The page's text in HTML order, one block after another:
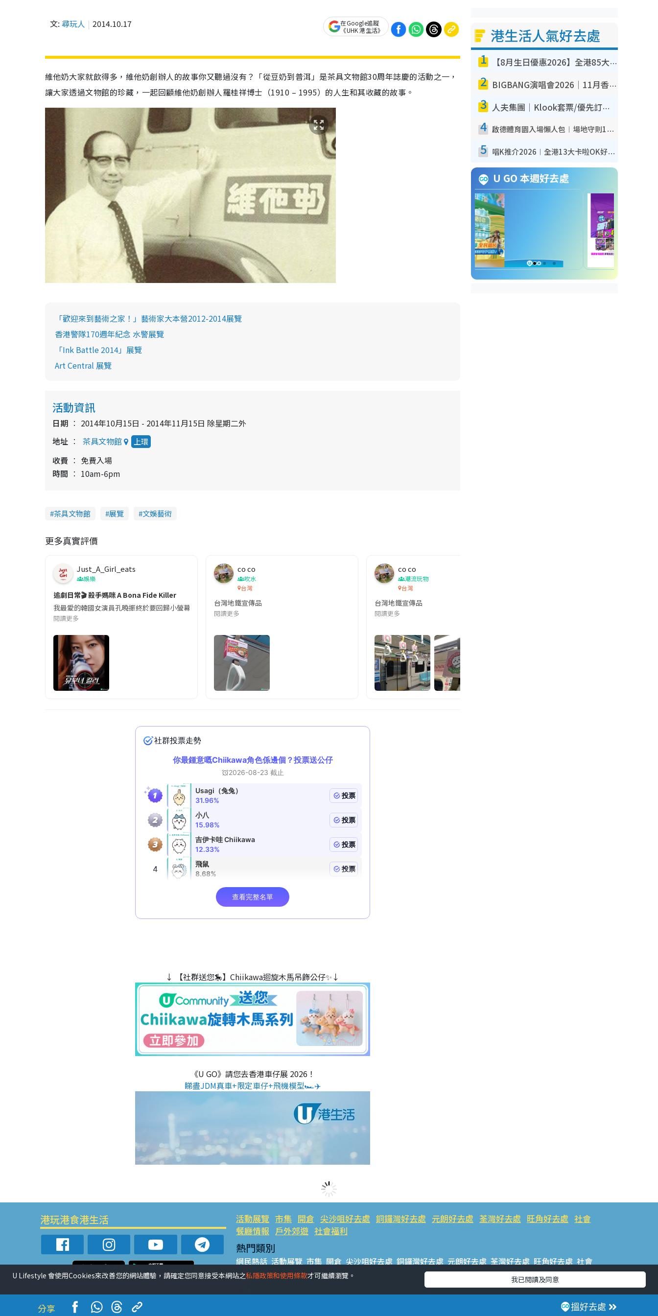
文: 尋玩人 2014.10.17
在Google追蹤
《UHK 港生活》
維他奶大家就飲得多，維他奶創辦人的故事你又聽過沒有？「從豆奶到普洱」是茶具文物館30周年誌慶的活動之一，
讓大家透過文物館的珍藏，一起回顧維他奶創辦人羅桂祥博士（1910 – 1995） 的人生和其收藏的故事。
「歡迎來到藝術之家！」藝術家大本營2012-2014展覽
香港警隊170週年紀念 水警展覽
「Ink Battle 2014」展覽
Art Central 展覽
活動資訊
日期
2014年10月15日 - 2014年11月15日 除星期二外
地址
茶具文物館 上環
收費
免費入場
時間
10am-6pm
茶具文物館 展覽 文娛藝術
更多真實評價
Just_A_Girl_eats
娛樂
追劇日常🎬 殺手媽咪 A Bona Fide Killer
我最愛的韓國女演員孔曉振終於要回歸小螢幕啦!這次的劇本改編自同名網絡漫畫,故事主軸圍繞女主角柳寶娜 —— 表面上是一間公司的職員,但其實暗地裡是負責處決逃過法網罪犯的阻擊手｡ 劇情從
閱讀更多
co co
吹水
台灣
台灣地鐵宣傳品
閱讀更多
co co
潮流玩物
台灣
台灣地鐵宣傳品
閱讀更多
↓ 【社群送您🎠】Chiikawa迴旋木⾺吊飾公仔✨↓
《U GO》請您去香港車仔展 2026！
睇盡JDM真車+限定車仔+飛機模型🏎️✈️
港生活人氣好去處
1 【8月生日優惠2026】全港85大食買玩著數攻略 自助餐/火鍋放題同行免費＋誠品/DONKI送現金券
2 BIGBANG演唱會2026｜11月香港啟德開3場！實名制VIP申請、優先購票攻略
3 人夫集團｜Klook套票/優先訂票/公開發售搶飛攻略！附票價.購票連結.場地座位表
4 啟德體育園入場懶人包︱場地守則12違禁品不可進場准帶細水樽但全場禁樽蓋！應援牌有限制！
5 唱K推介2026︱全港13大卡啦OK好去處！最平$36起 日文K都有！(附地址+收費詳情)
U GO 本週好去處
分享 搵好去處
港玩港食港生活 活動展覽 市集 開倉 尖沙咀好去處 銅鑼灣好去處 元朗好去處 荃灣好去處 旺角好去處 社會
餐廳情報 戶外郊遊 社會福利
熱門類別
網民熱話 活動展覽 市集 開倉 尖沙咀好去處 銅鑼灣好去處 元朗好去處 荃灣好去處 旺角好去處 社會
餐廳情報 戶外郊遊
#限時搶
U Lifestyle 會使用Cookies來改善您的網站體驗，請確定您同意接受本網站之私隱政策和使用條款才可繼續瀏覽。 我已閱讀及同意